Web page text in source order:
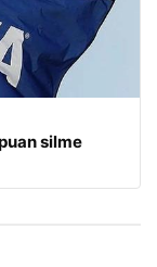
silme